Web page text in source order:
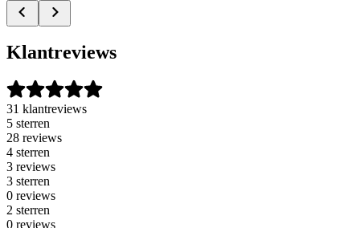
Klantreviews
31 klantreviews
5 sterren
28 reviews
4 sterren
3 reviews
3 sterren
0 reviews
2 sterren
0 reviews